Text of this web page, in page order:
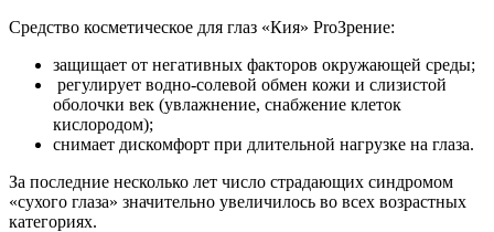
Средство косметическое для глаз «Кия» ProЗрение:
защищает от негативных факторов окружающей среды;
регулирует водно-солевой обмен кожи и слизистой
оболочки век (увлажнение, снабжение клеток
кислородом);
снимает дискомфорт при длительной нагрузке на глаза.
За последние несколько лет число страдающих синдромом
«сухого глаза» значительно увеличилось во всех возрастных
категориях.